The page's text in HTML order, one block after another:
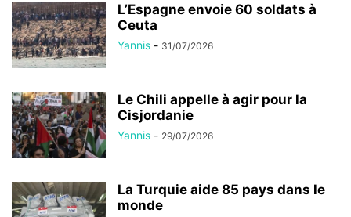
L’Espagne envoie 60 soldats à
Ceuta
Yannis - 31/07/2026
Le Chili appelle à agir pour la
Cisjordanie
Yannis - 29/07/2026
La Turquie aide 85 pays dans le
monde